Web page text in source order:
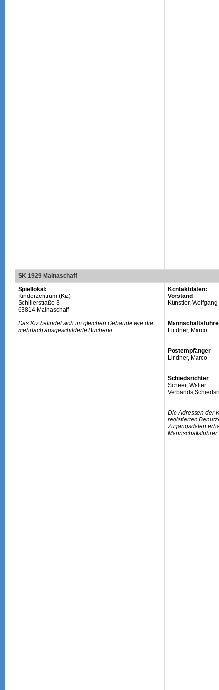
SK 1929 Mainaschaff
Spiellokal:
Kinderzentrum (Kiz)
Schillerstraße 3
63814 Mainaschaff
Das Kiz befindet sich im gleichen Gebäude wie die
mehrfach ausgeschilderte Bücherei.
Kontaktdaten:
Vorstand
Künstler, Wolfgang
Lindner, Marco
Postempfänger
Lindner, Marco
Schiedsrichter
Scheer, Walter
Verbands
Die Adressen der
registierten
Zugangsdaten
Mannschaftsführer.